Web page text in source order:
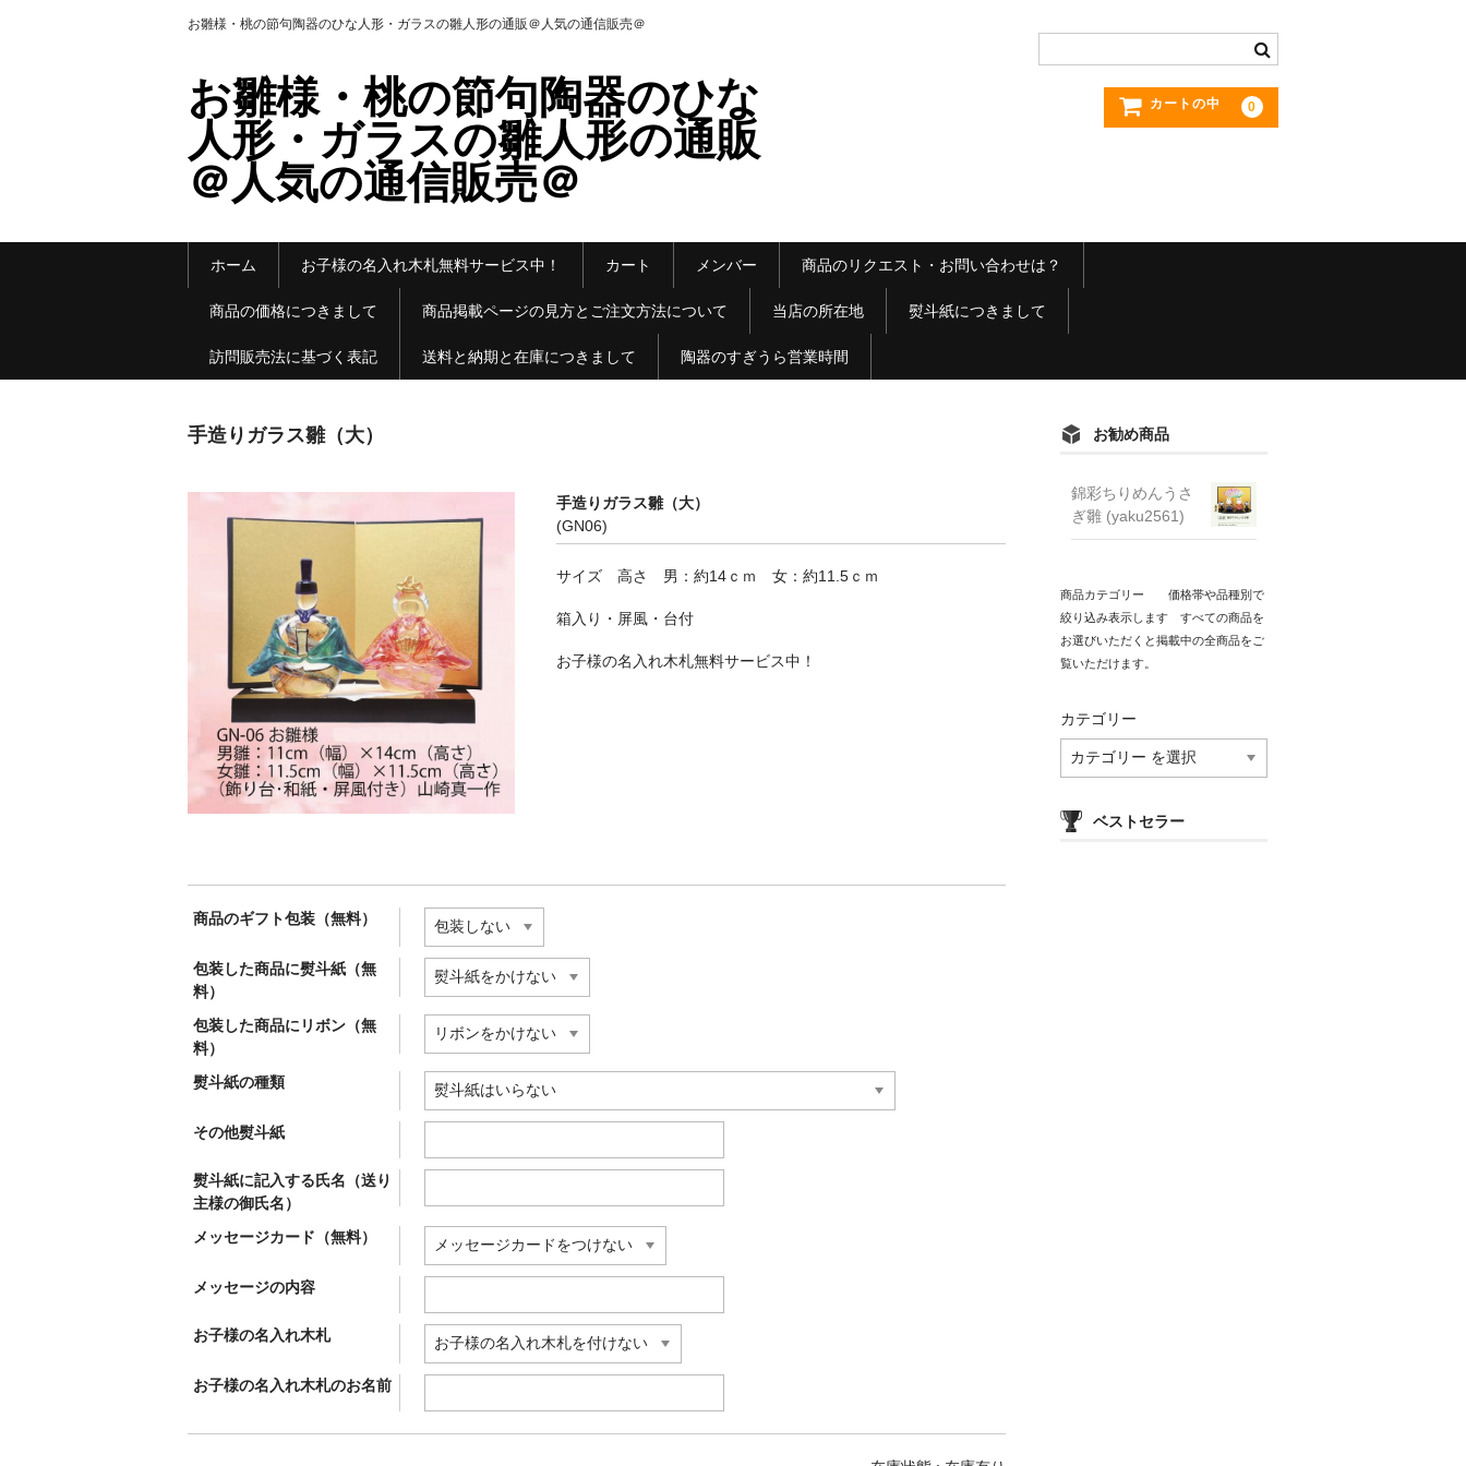
お雛様・桃の節句陶器のひな人形・ガラスの雛人形の通販＠人気の通信販売＠
お雛様・桃の節句陶器のひな
人形・ガラスの雛人形の通販
＠人気の通信販売＠
カートの中 0
ホーム お子様の名入れ木札無料サービス中！ カート メンバー 商品のリクエスト・お問い合わせは？
商品の価格につきまして 商品掲載ページの見方とご注文方法について 当店の所在地 熨斗紙につきまして
訪問販売法に基づく表記 送料と納期と在庫につきまして 陶器のすぎうら営業時間
手造りガラス雛（大）
手造りガラス雛（大）
(GN06)
サイズ 高さ 男：約14ｃｍ 女：約11.5ｃｍ
箱入り・屏風・台付
お子様の名入れ木札無料サービス中！
商品のギフト包装（無料）
包装した商品に熨斗紙（無
料）
包装した商品にリボン（無
料）
熨斗紙の種類
その他熨斗紙
熨斗紙に記入する氏名（送り
主様の御氏名）
メッセージカード（無料）
メッセージの内容
お子様の名入れ木札
お子様の名入れ木札のお名前
お勧め商品
錦彩ちりめんうさ
ぎ雛 (yaku2561)
商品カテゴリー　　価格帯や品種別で
絞り込み表示します　すべての商品を
お選びいただくと掲載中の全商品をご
覧いただけます。
カテゴリー
ベストセラー